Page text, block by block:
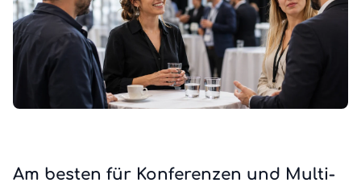
Am besten für Konferenzen und Multi-